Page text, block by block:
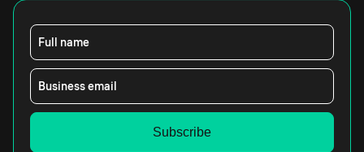
Full name
Business email